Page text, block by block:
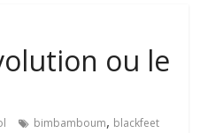
ou le
bimbamboum, blackfeet